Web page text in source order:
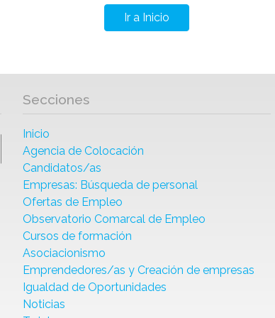
Ir a Inicio
Secciones
Inicio
Agencia de Colocación
Candidatos/as
Empresas: Búsqueda de personal
Ofertas de Empleo
Observatorio Comarcal de Empleo
Cursos de formación
Asociacionismo
Emprendedores/as y Creación de empresas
Igualdad de Oportunidades
Noticias